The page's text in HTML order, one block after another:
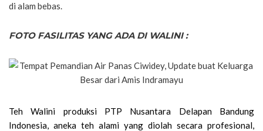
di alam bebas.
FOTO FASILITAS YANG ADA DI WALINI :
Teh Walini produksi PTP Nusantara Delapan Bandung
Indonesia, aneka teh alami yang diolah secara profesional,